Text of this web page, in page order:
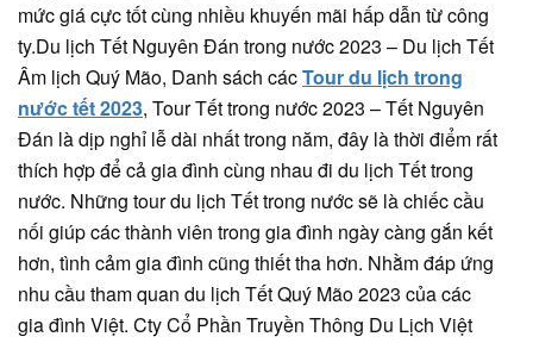
mức giá cực tốt cùng nhiều khuyến mãi hấp dẫn từ công
ty.Du lịch Tết Nguyên Đán trong nước 2023 – Du lịch Tết
Âm lịch Quý Mão, Danh sách cácTour du lịch trong
nước tết 2023, Tour Tết trong nước 2023 – Tết Nguyên
Đán là dịp nghỉ lễ dài nhất trong năm, đây là thời điểm rất
thích hợp để cả gia đình cùng nhau đi du lịch Tết trong
nước. Những tour du lịch Tết trong nước sẽ là chiếc cầu
nối giúp các thành viên trong gia đình ngày càng gắn kết
hơn, tình cảm gia đình cũng thiết tha hơn. Nhằm đáp ứng
nhu cầu tham quan du lịch Tết Quý Mão 2023 của các
gia đình Việt. Cty Cổ Phần Truyền Thông Du Lịch Việt